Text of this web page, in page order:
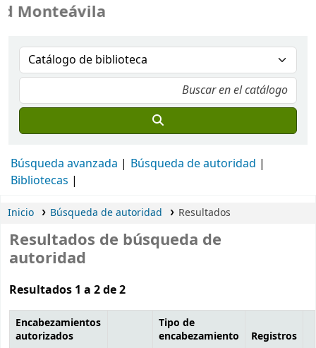
Búsqueda avanzada
Búsqueda de autoridad
Bibliotecas
Inicio Búsqueda de autoridad Resultados
Resultados de búsqueda de
autoridad
Resultados 1 a 2 de 2
Encabezamientos
autorizados
Tipo de
encabezamiento
Registros